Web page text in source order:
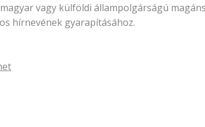
vagy külföldi állampolgárságú
hírnevének gyarapításához.